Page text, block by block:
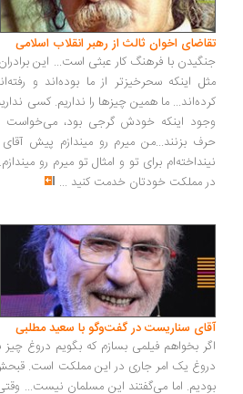
اخوان ثالث از رهبر انقلاب اسلامی
با فرهنگ کار عبثی است... این برادران آریایی
اینکه سحرخیزتر از ما بوده‌اند و رفته‌اند
ما همین چیزها را نداریم. کسی نداریم از ما
اینکه خودش گرجی بود، می‌خواست در
بزنند...من میرم رو میندازم پیش آقای
برای تو و امثال تو میرم رو میندازم... به
مملکت خودتان خدمت کنید...
سناریست در گفت‌وگو با سعید مطلبی
بخواهم فیلمی بسازم که بگویم دروغ چیز بدی
یک امر جاری در این مملکت است. قبحش از
اما می‌گفتند این مسلمان نیست... وقتی به